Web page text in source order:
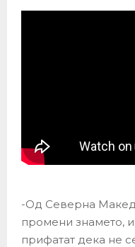
-Од Северна
промени знамето,
прифатат дека не